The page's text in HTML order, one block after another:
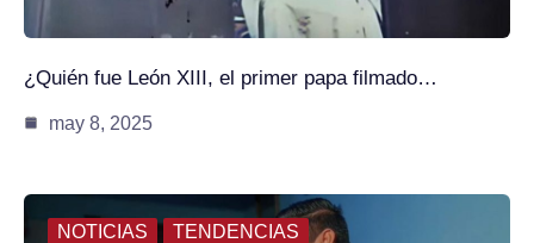
¿Quién fue León XIII, el primer papa filmado…
may 8, 2025
NOTICIAS TENDENCIAS